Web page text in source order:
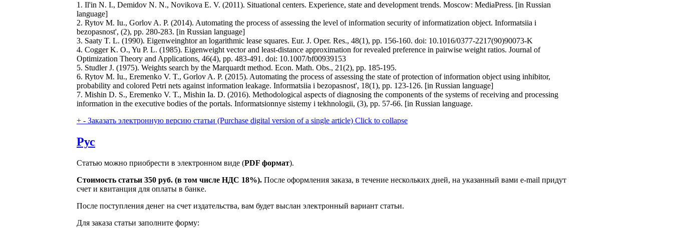
1. Il'in N. I., Demidov N. N., Novikova E. V. (2011). Situational centers. Experience, state and development trends. Moscow: MediaPress. [in Russian
language]
2. Rytov M. Iu., Gorlov A. P. (2014). Automating the process of assessing the level of information security of informatization object. Informatsiia i
bezopasnost', (2), pp. 280-283. [in Russian language]
3. Saaty T. L. (1990). Eigenweinghtor an logarithmic lease squares. Eur. J. Oper. Res., 48(1), pp. 156-160. doi: 10.1016/0377-2217(90)90073-K
4. Cogger K. O., Yu P. L. (1985). Eigenweight vector and least-distance approximation for revealed preference in pairwise weight ratios. Journal of
Optimization Theory and Applications, 46(4), pp. 483-491. doi: 10.1007/bf00939153
5. Studler J. (1975). Weights search by the Marquardt method. Econ. Math. Obs., 21(2), pp. 185-195.
6. Rytov M. Iu., Eremenko V. T., Gorlov A. P. (2015). Automating the process of assessing the state of protection of information object using inhibitor,
probability and colored Petri nets against information leakage. Informatsiia i bezopasnost', 18(1), pp. 123-126. [in Russian language]
7. Mishin D. S., Eremenko V. T., Mishin Ia. D. (2016). Methodological aspects of diagnosing the components of the systems of receiving and processing
information in the executive bodies of the portals. Informatsionnye sistemy i tekhnologii, (3), pp. 57-66. [in Russian language.
+ - Заказать электронную версию статьи (Purchase digital version of a single article) Click to collapse
Рус
Статью можно приобрести в электронном виде (PDF формат).
Стоимость статьи 350 руб. (в том числе НДС 18%). После оформления заказа, в течение нескольких дней, на указанный вами e-mail придут
счет и квитанция для оплаты в банке.
После поступления денег на счет издательства, вам будет выслан электронный вариант статьи.
Для заказа статьи заполните форму: